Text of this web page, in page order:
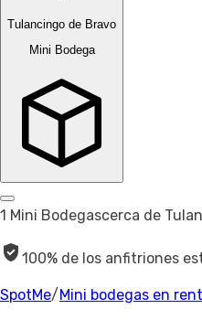
Tulancingo de Bravo
Mini Bodega
1 Mini Bodegascerca de
100% de los anfitriones
SpotMe/ Mini bodegas en